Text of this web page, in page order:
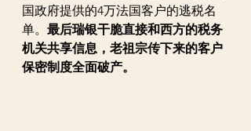
国政府提供的4万法国客户的逃税名
单。 最后瑞银干脆直接和西方的税务
机关共享信息，老祖宗传下来的客户
保密制度全面破产。